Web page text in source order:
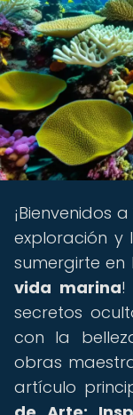
¡Bienvenidos a
exploración y
sumergirte
vida marina!
secretos
con la
obras
artículo